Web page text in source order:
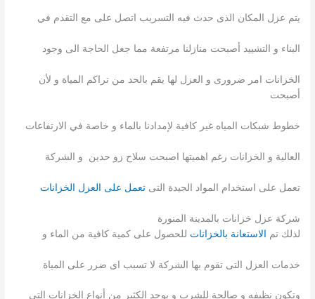
يتم عزل المكان الذى حدث فيه التسريب اتصل على مع التقدم في
البناء و التشييد أصبحت منازلنا مرتفعة مما جعل الحاجة الى وجود
الخزانات امر ضرورى و العزل لها يقم بالحد من تراكم المياة و لأن
أصبحت
خطوط شبكات المياه غير كافية لإمدادنا بالماء و خاصة في الارتفاعات
العالية و الخزانات رغم اهميتها اصبحت سلاح زو حدين و الشركة
تعمل على استخدام المواد الجيدة التىتعمل على العزل الخزانات
شركة عزل خزانات بالمدينة المنورة
لذلك تم الاستعانة بالخزانات للحصول على كمية كافية من الماء و
خدمات العزل التى تقوم بها الشركة لا تسبب اى ضرر على المياة
وتكون نظيفه و صالحة للشرب و يوجد الكثير من أنواع الخزانات التى